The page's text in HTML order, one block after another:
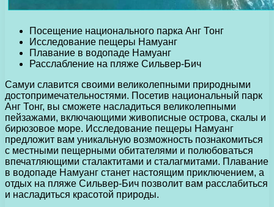
Посещение национального парка Анг Тонг
Исследование пещеры Намуанг
Плавание в водопаде Намуанг
Расслабление на пляже Сильвер-Бич
Самуи славится своими великолепными природными
достопримечательностями. Посетив национальный парк
Анг Тонг, вы сможете насладиться великолепными
пейзажами, включающими живописные острова, скалы и
бирюзовое море. Исследование пещеры Намуанг
предложит вам уникальную возможность познакомиться
с местными пещерными обитателями и полюбоваться
впечатляющими сталактитами и сталагмитами. Плавание
в водопаде Намуанг станет настоящим приключением, а
отдых на пляже Сильвер-Бич позволит вам расслабиться
и насладиться красотой природы.